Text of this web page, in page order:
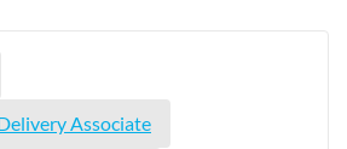
Associate